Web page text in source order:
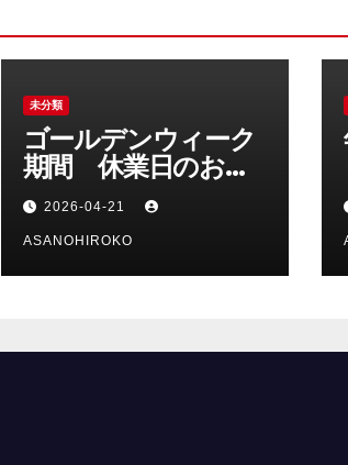
ジ
送
り
未分類
ゴールデンウィーク
期間 休業日のお知
らせ
2026-04-21
ASANOHIROKO